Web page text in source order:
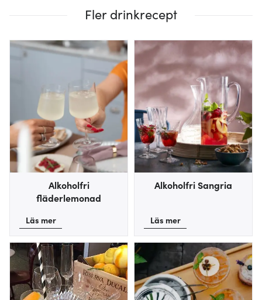
Fler drinkrecept
Alkoholfri
fläderlemonad
Läs mer
Alkoholfri Sangria
Läs mer